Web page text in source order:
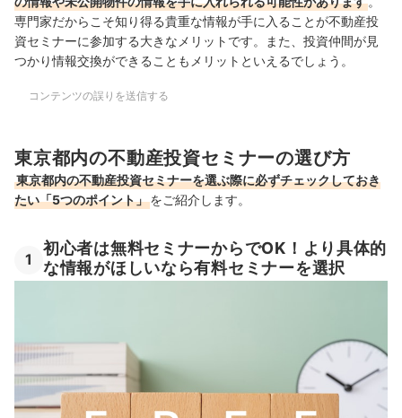
専門家だからこそ知り得る貴重な情報が手に入ることが不動産投
資セミナーに参加する大きなメリットです。また、投資仲間が見
つかり情報交換ができることもメリットといえるでしょう。
コンテンツの誤りを送信する
東京都内の不動産投資セミナーの選び方
東京都内の不動産投資セミナーを選ぶ際に必ずチェックしておき
たい「5つのポイント」をご紹介します。
1
初心者は無料セミナーからでOK！より具体的
な情報がほしいなら有料セミナーを選択